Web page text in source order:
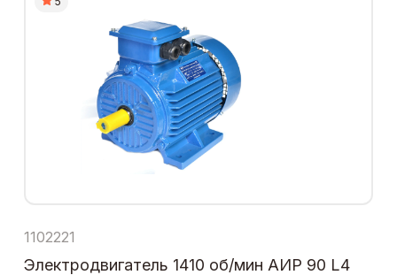
1102221
Электродвигатель 1410 об/мин АИР 90 L4